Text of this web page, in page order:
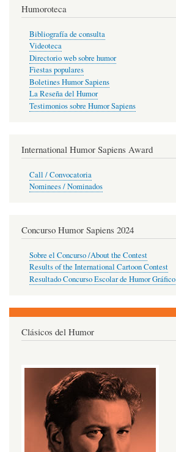
Humoroteca
Bibliografía de consulta
Videoteca
Directorio web sobre humor
Fiestas populares
Boletines Humor Sapiens
La Reseña del Humor
Testimonios sobre Humor Sapiens
International Humor Sapiens Award
Call / Convocatoria
Nominees / Nominados
Concurso Humor Sapiens 2024
Sobre el Concurso /About the Contest
Results of the International Cartoon Contest
Resultado Concurso Escolar de Humor Gráfico
Clásicos del Humor